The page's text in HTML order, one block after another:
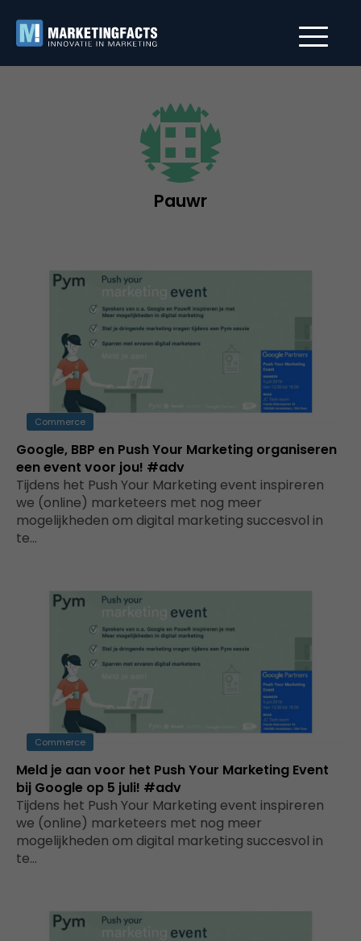
Pauwr
Commerce
Google, BBP en Push Your Marketing organiseren
een event voor jou! #adv
Tijdens het Push Your Marketing event inspireren
we (online) marketeers met nog meer
mogelijkheden om digital marketing succesvol in
te…
Commerce
Meld je aan voor het Push Your Marketing Event
bij Google op 5 juli! #adv
Tijdens het Push Your Marketing event inspireren
we (online) marketeers met nog meer
mogelijkheden om digital marketing succesvol in
te…